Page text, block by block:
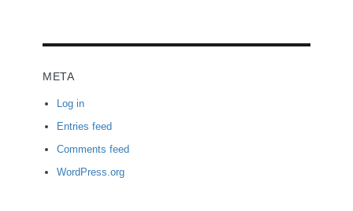
META
Log in
Entries feed
Comments feed
WordPress.org